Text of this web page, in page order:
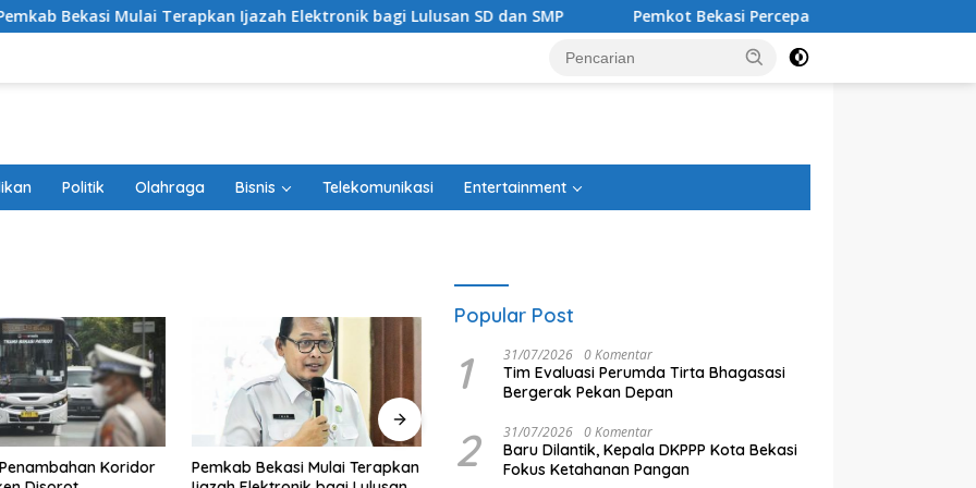
Mulai Terapkan Ijazah Elektronik bagi Lulusan SD dan SMP Pemkot Bekasi Percepat Transformasi Digital
Politik Olahraga Bisnis Telekomunikasi Entertainment
Koridor
Pemkab Bekasi Mulai Terapkan
Pemkot Bekasi Percepat
Popular Post
1 31/07/2026 0 Komentar
Tim Evaluasi Perumda Tirta Bhagasasi
Bergerak Pekan Depan
2 31/07/2026 0 Komentar
Baru Dilantik, Kepala DKPPP Kota Bekasi
Fokus Ketahanan Pangan